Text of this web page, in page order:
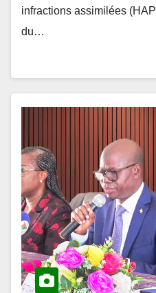
du…